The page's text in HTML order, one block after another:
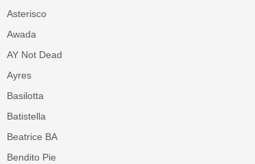
Asterisco
Awada
AY Not Dead
Ayres
Basilotta
Batistella
Beatrice BA
Bendito Pie